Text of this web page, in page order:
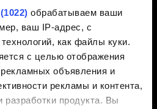
обрабатываем ваши
ваш IP-адрес, с
как файлы куки.
с целью отображения
объявления и
рекламы и контента,
разработки продукта. Вы
или проблемы с
что у вас
версия графического
,AMD,Intel